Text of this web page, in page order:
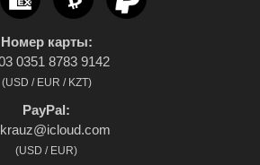
Номер карты:
0351 8783 9142
(USD / EUR / KZT)
PayPal:
(USD / EUR)